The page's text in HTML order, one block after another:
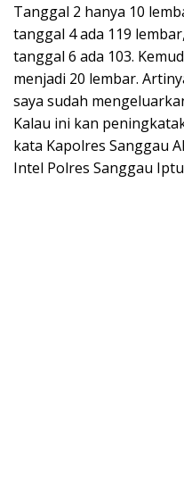
Tanggal 2 hanya 10
tanggal 4 ada 119
tanggal 6 ada 103.
menjadi 20 lembar.
saya sudah
Kalau ini kan
kata Kapolres Sanggau
Intel Polres Sanggau